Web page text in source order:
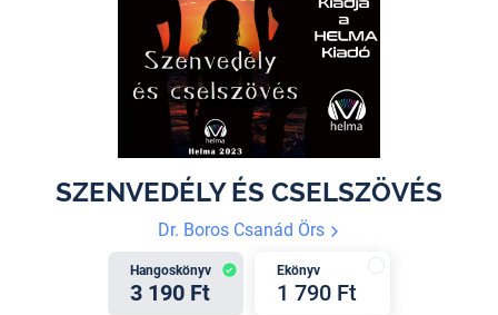
SZENVEDÉLY ÉS CSELSZÖVÉS
Dr. Boros Csanád Örs
Hangoskönyv
3 190 Ft
Ekönyv
1 790 Ft